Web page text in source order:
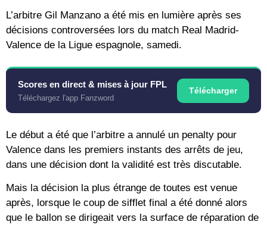
L’arbitre Gil Manzano a été mis en lumière après ses
décisions controversées lors du match Real Madrid-
Valence de la Ligue espagnole, samedi.
Scores en direct & mises à jour FPL
Téléchargez l'app Fanzword
Télécharger
Le début a été que l’arbitre a annulé un penalty pour
Valence dans les premiers instants des arrêts de jeu,
dans une décision dont la validité est très discutable.
Mais la décision la plus étrange de toutes est venue
après, lorsque le coup de sifflet final a été donné alors
que le ballon se dirigeait vers la surface de réparation de